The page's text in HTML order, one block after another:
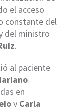
el acceso
constante del
del ministro
.
al paciente
en
y Carla